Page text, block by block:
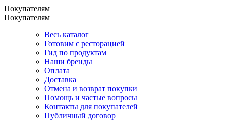
Покупателям
Покупателям
Весь каталог
Готовим с ресторацией
Гид по продуктам
Наши бренды
Оплата
Доставка
Отмена и возврат покупки
Помощь и частые вопросы
Контакты для покупателей
Публичный договор